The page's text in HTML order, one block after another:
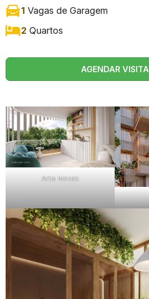
1 Vagas de Garagem
2 Quartos
AGENDAR VISITA
Artis Mozak